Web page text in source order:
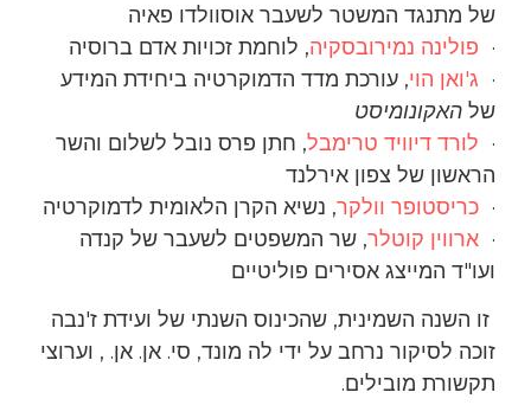
של מתנגד המשטר לשעבר אוסוולדו פאיה
· פולינה נמירובסקיה, לוחמת זכויות אדם ברוסיה
· ג'ואן הוי, עורכת מדד הדמוקרטיה ביחידת המידע
של האקונומיסט
· לורד דיוויד טרימבל, חתן פרס נובל לשלום והשר
הראשון של צפון אירלנד
· כריסטופר וולקר, נשיא הקרן הלאומית לדמוקרטיה
· ארווין קוטלר, שר המשפטים לשעבר של קנדה
ועו"ד המייצג אסירים פוליטיים
זו השנה השמינית, שהכינוס השנתי של ועידת ז'נבה
זוכה לסיקור נרחב על ידי לה מונד, סי. אן. אן. , וערוצי
תקשורת מובילים.